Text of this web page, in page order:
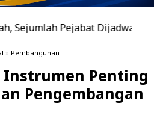
Dijadwalkan Hadir |
» Pembangunan
Instrumen Penting
Pengembangan